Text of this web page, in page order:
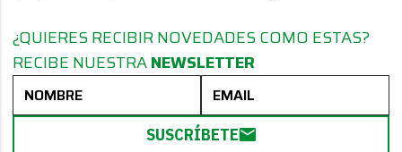
¿QUIERES RECIBIR NOVEDADES COMO ESTAS?
RECIBE NUESTRANEWSLETTER
SUSCRÍBETE